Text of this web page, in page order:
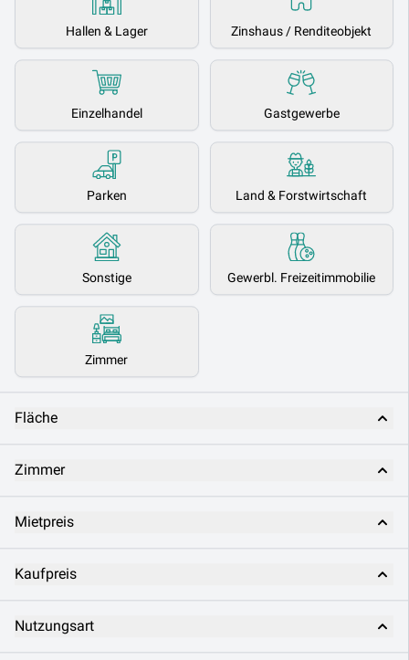
Hallen & Lager Zinshaus / Renditeobjekt
Einzelhandel Gastgewerbe
Parken Land & Forstwirtschaft
Sonstige Gewerbl. Freizeitimmobilie
Zimmer
Fläche
Zimmer
Mietpreis
Kaufpreis
Nutzungsart